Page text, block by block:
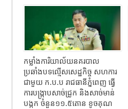
កម្លាំងការិយាល័យនគរបាល
ប្រឆាំងបទល្មើសសេដ្ឋកិច្ច សហការ
ជាមួយ ក.ប.ប រាជធានីភ្នំពេញ ធ្វើ
ការបង្ក្រាបសាច់ជ្រូក និងសាច់មាន់
បង្កក ចំនួន១១.៥តោន ខូចគុណ